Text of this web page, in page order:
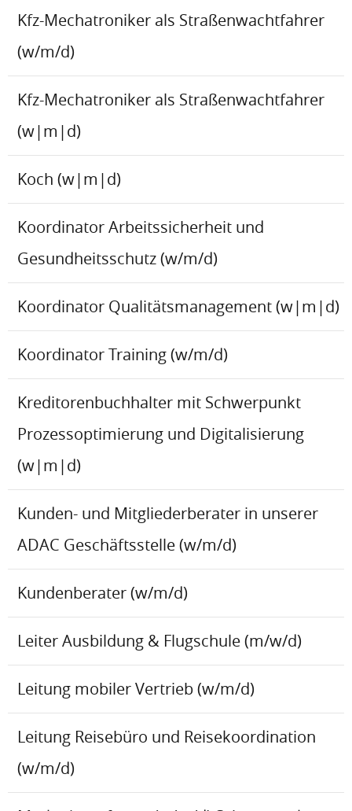
Kfz-Mechatroniker als Straßenwachtfahrer
(w/m/d)
Kfz-Mechatroniker als Straßenwachtfahrer
(w|m|d)
Koch (w|m|d)
Koordinator Arbeitssicherheit und
Gesundheitsschutz (w/m/d)
Koordinator Qualitätsmanagement (w|m|d)
Koordinator Training (w/m/d)
Kreditorenbuchhalter mit Schwerpunkt
Prozessoptimierung und Digitalisierung
(w|m|d)
Kunden- und Mitgliederberater in unserer
ADAC Geschäftsstelle (w/m/d)
Kundenberater (w/m/d)
Leiter Ausbildung & Flugschule (m/w/d)
Leitung mobiler Vertrieb (w/m/d)
Leitung Reisebüro und Reisekoordination
(w/m/d)